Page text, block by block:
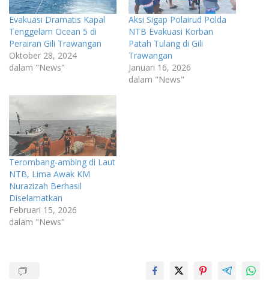
Evakuasi Dramatis Kapal
Tenggelam Ocean 5 di
Perairan Gili Trawangan
Oktober 28, 2024
dalam "News"
Aksi Sigap Polairud Polda
NTB Evakuasi Korban
Patah Tulang di Gili
Trawangan
Januari 16, 2026
dalam "News"
Terombang-ambing di Laut
NTB, Lima Awak KM
Nurazizah Berhasil
Diselamatkan
Februari 15, 2026
dalam "News"